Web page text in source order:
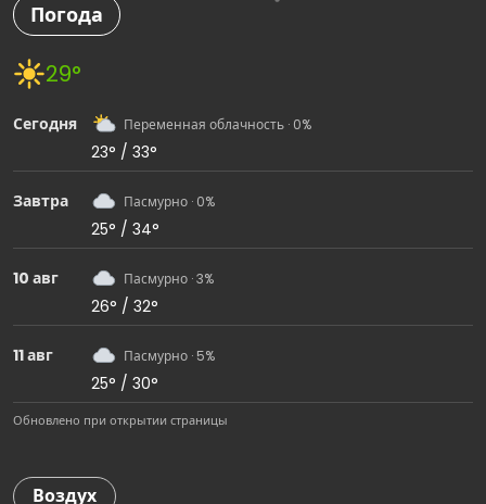
Погода
29°
Сегодня Переменная облачность · 0%
23° / 33°
Завтра Пасмурно · 0%
25° / 34°
10 авг Пасмурно · 3%
26° / 32°
11 авг Пасмурно · 5%
25° / 30°
Обновлено при открытии страницы
Воздух